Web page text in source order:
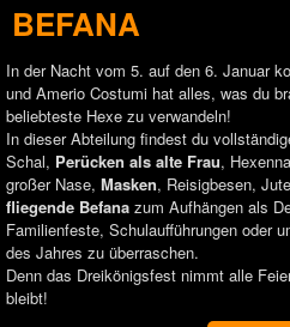
BEFANA
In der Nacht vom 5. auf den 6. Januar
und Amerio Costumi hat alles, was du
beliebteste Hexe zu verwandeln!
In dieser Abteilung findest du
Schal, Perücken als alte Frau,
großer Nase, Masken, Reisigbesen,
fliegende Befana zum Aufhängen als
Familienfeste, Schulaufführungen oder
des Jahres zu überraschen.
Denn das Dreikönigsfest nimmt alle
bleibt!